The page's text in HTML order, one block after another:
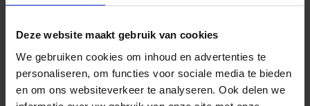
Deze website maakt gebruik van cookies
We gebruiken cookies om inhoud en advertenties te
personaliseren, om functies voor sociale media te bieden
en om ons websiteverkeer te analyseren. Ook delen we